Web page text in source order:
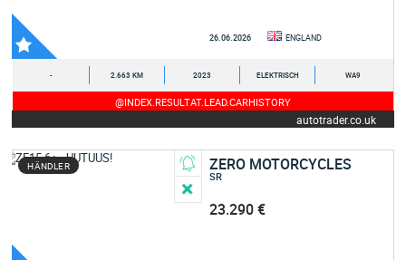
26.06.2026 ENGLAND
- 2.663 KM 2023 ELEKTRISCH WA9
@INDEX.RESULTAT.LEAD.CARHISTORY
autotrader.co.uk
HÄNDLER ZERO MOTORCYCLES
SR
23.290 €